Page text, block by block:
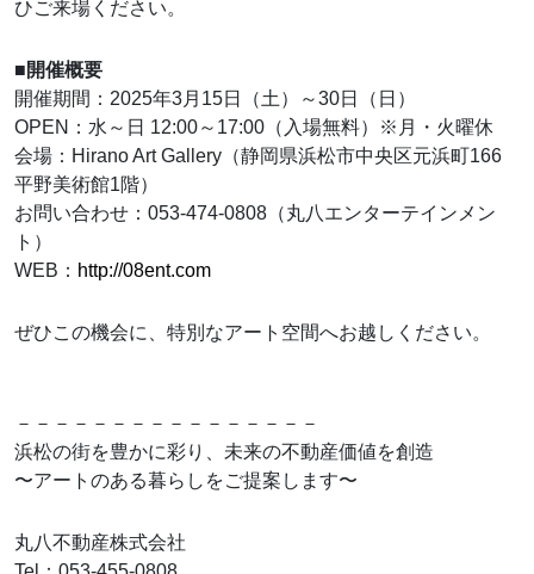
ひご来場ください。
■開催概要
開催期間：2025年3月15日（土）～30日（日）
OPEN：水～日 12:00～17:00（入場無料）※月・火曜休
会場：Hirano Art Gallery（静岡県浜松市中央区元浜町166
平野美術館1階）
お問い合わせ：053-474-0808（丸八エンターテインメン
ト）
WEB： http://08ent.com
ぜひこの機会に、特別なアート空間へお越しください。
－－－－－－－－－－－－－－－－
浜松の街を豊かに彩り、未来の不動産価値を創造
〜アートのある暮らしをご提案します〜
丸八不動産株式会社